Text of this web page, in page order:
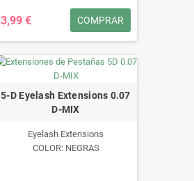
ref: 06514
3,99 € COMPRAR
5-D Eyelash Extensions 0.07
D-MIX
Eyelash Extensions
COLOR: NEGRAS